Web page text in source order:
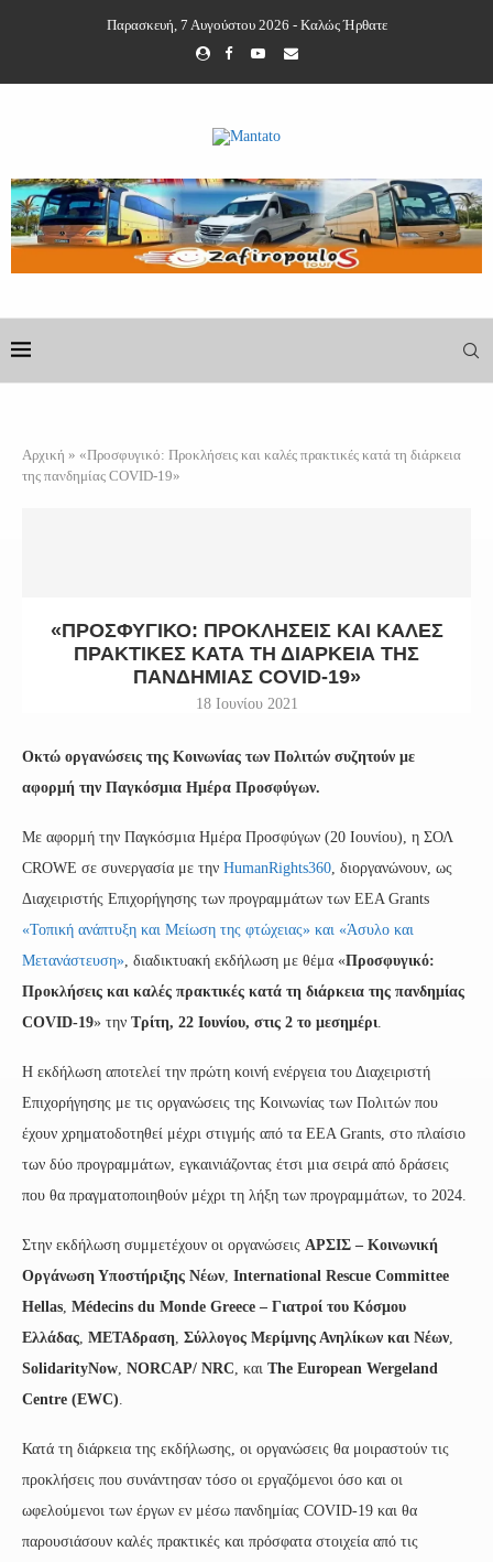
Παρασκευή, 7 Αυγούστου 2026 - Καλώς Ήρθατε
Αρχική » «Προσφυγικό: Προκλήσεις και καλές πρακτικές κατά τη διάρκεια
της πανδημίας COVID-19»
«ΠΡΟΣΦΥΓΙΚΌ: ΠΡΟΚΛΉΣΕΙΣ ΚΑΙ ΚΑΛΈΣ
ΠΡΑΚΤΙΚΈΣ ΚΑΤΆ ΤΗ ΔΙΆΡΚΕΙΑ ΤΗΣ
ΠΑΝΔΗΜΊΑΣ COVID-19»
18 Ιουνίου 2021
Οκτώ οργανώσεις της Κοινωνίας των Πολιτών συζητούν με
αφορμή την Παγκόσμια Ημέρα Προσφύγων.
Με αφορμή την Παγκόσμια Ημέρα Προσφύγων (20 Ιουνίου), η ΣΟΛ
CROWE σε συνεργασία με την HumanRights360 , διοργανώνουν, ως
Διαχειριστής Επιχορήγησης των προγραμμάτων των EEA Grants
«Τοπική ανάπτυξη και Μείωση της φτώχειας» και «Άσυλο και
Μετανάστευση» , διαδικτυακή εκδήλωση με θέμα «Προσφυγικό:
Προκλήσεις και καλές πρακτικές κατά τη διάρκεια της πανδημίας
COVID-19» την Τρίτη, 22 Ιουνίου, στις 2 το μεσημέρι
Η εκδήλωση αποτελεί την πρώτη κοινή ενέργεια του Διαχειριστή
Επιχορήγησης με τις οργανώσεις της Κοινωνίας των Πολιτών που
έχουν χρηματοδοτηθεί μέχρι στιγμής από τα EEA Grants, στο πλαίσιο
των δύο προγραμμάτων, εγκαινιάζοντας έτσι μια σειρά από δράσεις
που θα πραγματοποιηθούν μέχρι τη λήξη των προγραμμάτων, το 2024.
Στην εκδήλωση συμμετέχουν οι οργανώσεις ΑΡΣΙΣ – Κοινωνική
Οργάνωση Υποστήριξης Νέων International Rescue Committee
Hellas Médecins du Monde Greece – Γιατροί του Κόσμου
Ελλάδας ΜΕΤΑδραση Σύλλογος Μερίμνης Ανηλίκων και Νέων
SolidarityNow NORCAP/ NRC , και The European Wergeland
Centre (EWC)
Κατά τη διάρκεια της εκδήλωσης, οι οργανώσεις θα μοιραστούν τις
προκλήσεις που συνάντησαν τόσο οι εργαζόμενοι όσο και οι
ωφελούμενοι των έργων εν μέσω πανδημίας COVID-19 και θα
παρουσιάσουν καλές πρακτικές και πρόσφατα στοιχεία από τις